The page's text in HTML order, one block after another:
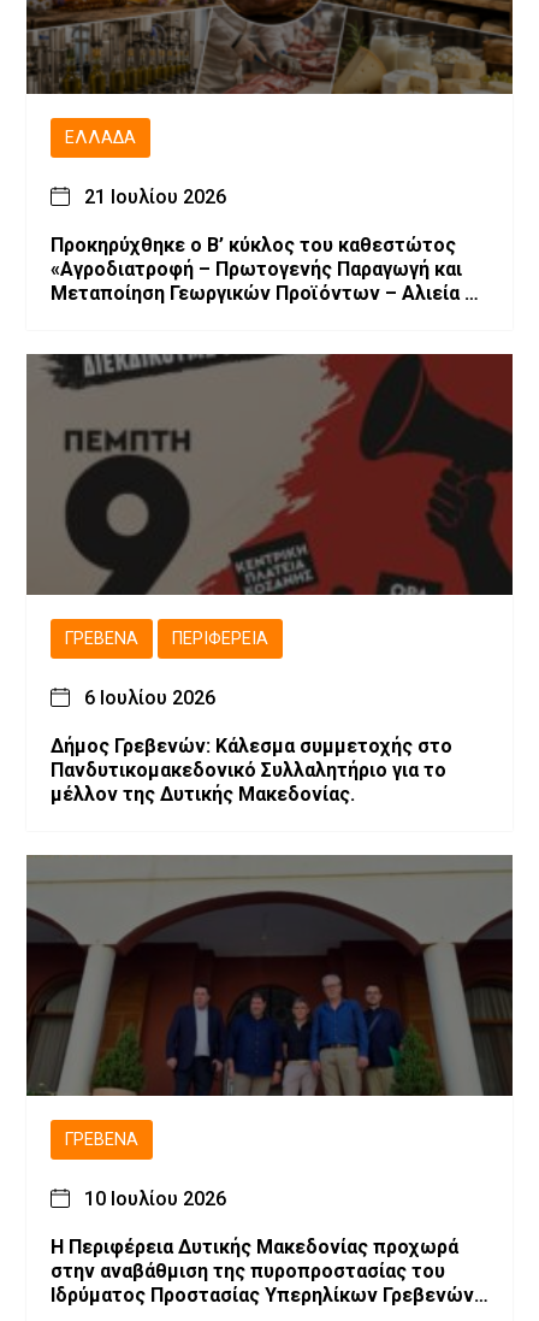
ΕΛΛΆΔΑ
21 Ιουλίου 2026
Προκηρύχθηκε ο Β’ κύκλος του καθεστώτος
«Αγροδιατροφή – Πρωτογενής Παραγωγή και
Μεταποίηση Γεωργικών Προϊόντων – Αλιεία –
ΓΡΕΒΕΝΆ ΠΕΡΙΦΈΡΕΙΑ
6 Ιουλίου 2026
Δήμος Γρεβενών: Κάλεσμα συμμετοχής στο
Πανδυτικομακεδονικό Συλλαλητήριο για το
μέλλον της Δυτικής Μακεδονίας.
ΓΡΕΒΕΝΆ
10 Ιουλίου 2026
Η Περιφέρεια Δυτικής Μακεδονίας προχωρά
στην αναβάθμιση της πυροπροστασίας του
Ιδρύματος Προστασίας Υπερηλίκων Γρεβενών